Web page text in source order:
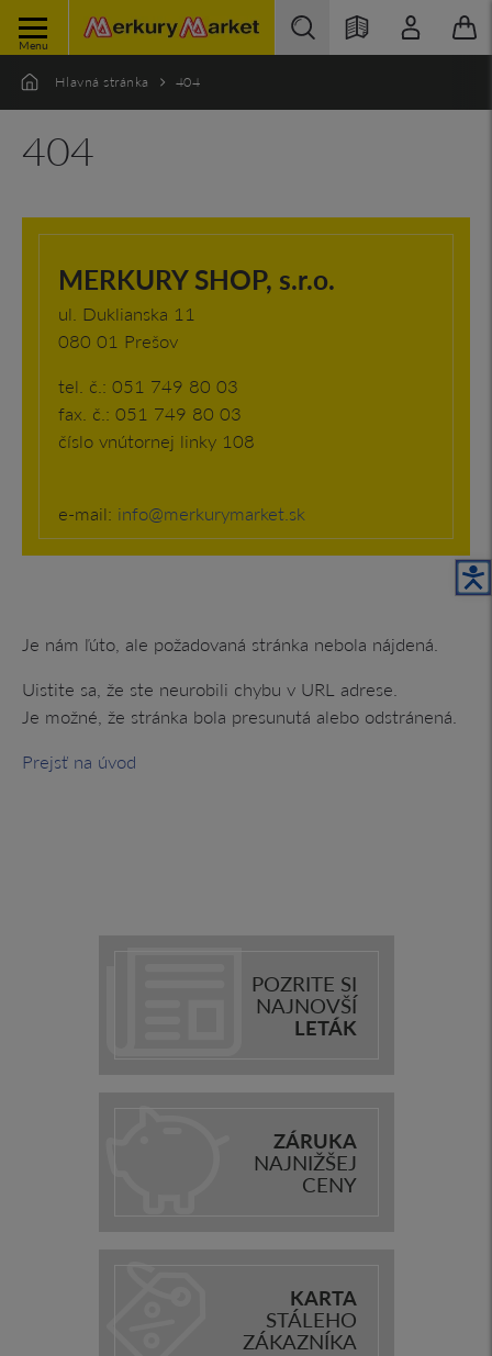
Menu
Hlavná stránka 404
404
MERKURY SHOP, s.r.o.
ul. Duklianska 11
080 01 Prešov
tel. č.: 051 749 80 03
fax. č.: 051 749 80 03
číslo vnútornej linky 108
e-mail: info@merkurymarket.sk
Je nám ľúto, ale požadovaná stránka nebola nájdená.
Uistite sa, že ste neurobili chybu v URL adrese.
Je možné, že stránka bola presunutá alebo odstránená.
Prejsť na úvod
POZRITE SI
NAJNOVŠÍ
LETÁK
ZÁRUKA
NAJNIŽŠEJ
CENY
KARTA
STÁLEHO
ZÁKAZNÍKA